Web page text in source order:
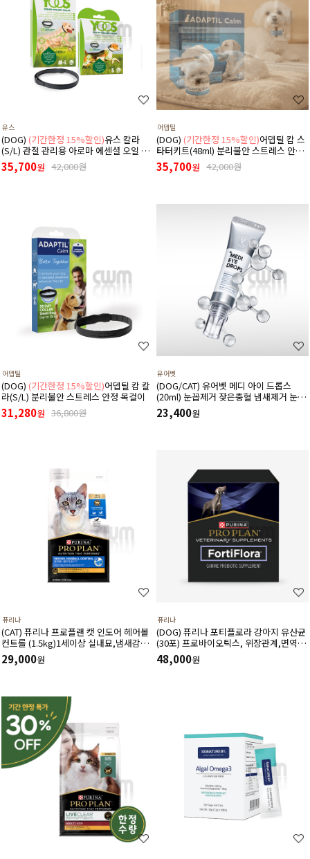
유스
(DOG) (기간한정 15%할인)유스 칼라
(S/L) 관절 관리용 아로마 에센셜 오일 목
걸이
35,700원 42,000원
어뎁틸
(DOG) (기간한정 15%할인)어뎁틸 캄 스
타터키트(48ml) 분리불안 스트레스 안정
디퓨저 (리필+본품(훈증기)구성)
35,700원 42,000원
어뎁틸
(DOG) (기간한정 15%할인)어뎁틸 캄 칼
라(S/L) 분리불안 스트레스 안정 목걸이
31,280원 36,800원
유어벳
(DOG/CAT) 유어벳 메디 아이 드롭스
(20ml) 눈꼽제거 잦은충혈 냄새제거 눈물
자국 간지러움증
23,400원
퓨리나
(CAT) 퓨리나 프로플랜 캣 인도어 헤어볼
컨트롤 (1.5kg)1세이상 실내묘,냄새감소,
헤어볼,저칼로리,신장건강,치아건강
29,000원
퓨리나
(DOG) 퓨리나 포티플로라 강아지 유산균
(30포) 프로바이오틱스, 위장관계,면역기
계,전반적인 건강에 도움
48,000원